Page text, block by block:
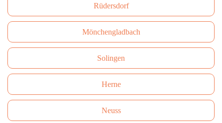
Rüdersdorf
Mönchengladbach
Solingen
Herne
Neuss